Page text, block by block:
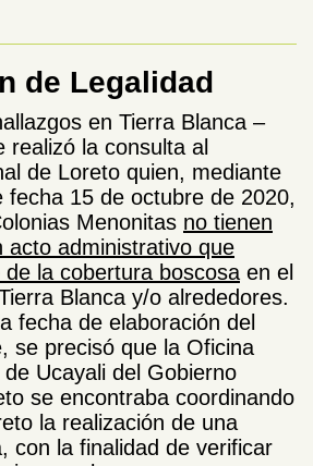
de Legalidad
en Tierra Blanca –
realizó la consulta al
de Loreto quien, mediante
fecha 15 de octubre de 2020,
Menonitas no tienen
acto administrativo que
la cobertura boscosa en el
Blanca y/o alrededores.
fecha de elaboración del
se precisó que la Oficina
Ucayali del Gobierno
se encontraba coordinando
la realización de una
con la finalidad de verificar